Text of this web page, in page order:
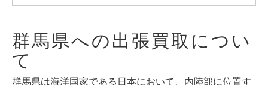
群馬県への出張買取につい
て
群馬県は海洋国家である日本において、内陸部に位置す